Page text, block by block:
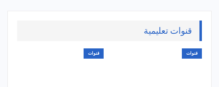
قنوات تعليمية
قنوات قنوات